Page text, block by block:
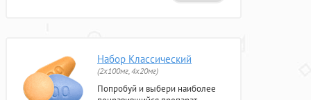
Набор Классический
(2x100мг, 4x20мг)
Попробуй и выбери наиболее